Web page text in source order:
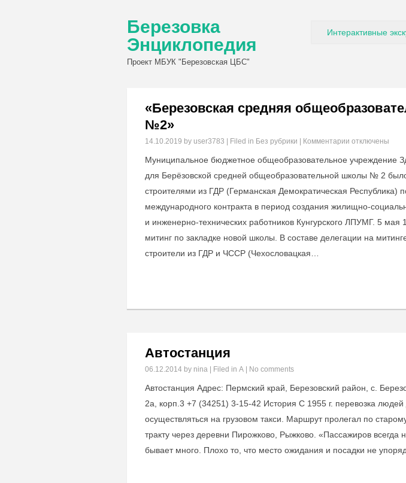
Березовка
Энциклопедия
Проект МБУК "Березовская ЦБС"
Интерактивные
«Березовская средняя
№2»
14.10.2019 by user3783 | Filed in Без рубрики Комментарии отключены
Муниципальное бюджетное общеобразовательное учреждение
для Берёзовской средней общеобразовательной школы № 2
строителями из ГДР (Германская Демократическая Республика)
международного контракта в период создания жилищно-
и инженерно-технических работников Кунгурского ЛПУМГ. 5 мая
митинг по закладке новой школы. В составе делегации на
строители из ГДР и ЧССР (Чехословацкая…
Автостанция
06.12.2014 by nina | Filed in А No comments
Автостанция Адрес: Пермский край, Березовский район, с.
2а, корп.3 +7 (34251) 3-15-42 История С 1955 г. перевозка людей
осуществляться на грузовом такси. Маршрут пролегал по
тракту через деревни Пирожково, Рыжково. «Пассажиров
бывает много. Плохо то, что место ожидания и посадки не